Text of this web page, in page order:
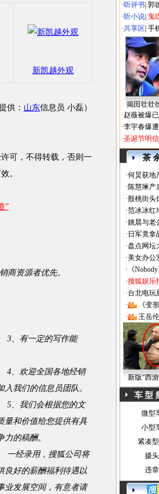
新凯越外观
供： 山东信息员 小磊）
可，不得转载，否则一
。
”
资源者优先。
有一定的写作能
欢迎全国各地经销
入我们的信息员团队。
我们会根据您的文
量和价值给您提供有具
力的稿酬。
经录用，搜狐公司将
良好的薪酬福利待遇以
业发展空间，有意者请
·听评书 郭
·听小说 鬼
·共享区 手
揭田壮壮
·赵薇被爆
·李宇春爆
·圣诞节明
茶
·何炅获地
·陈慧琳产
·殷桃街头
·范冰冰红
·姚晨与老
· 日军竟拿
·盘点网坛
·美女办公
· 《
·搜狐娱乐
·台北电玩
·
《变
·
王岳
新版“西
车 型
微型
小型
紧凑
摄
违